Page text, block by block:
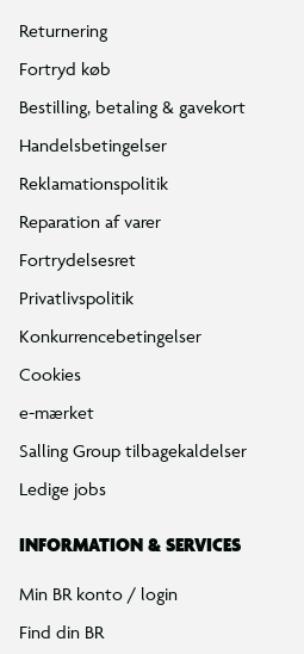
Returnering
Fortryd køb
Bestilling, betaling & gavekort
Handelsbetingelser
Reklamationspolitik
Reparation af varer
Fortrydelsesret
Privatlivspolitik
Konkurrencebetingelser
Cookies
e-mærket
Salling Group tilbagekaldelser
Ledige jobs
INFORMATION & SERVICES
Min BR konto / login
Find din BR